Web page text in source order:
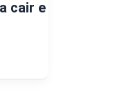
cair e